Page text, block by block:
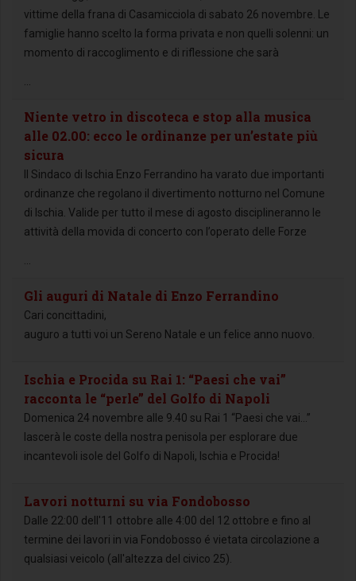
vittime della frana di Casamicciola di sabato 26 novembre. Le
famiglie hanno scelto la forma privata e non quelli solenni: un
momento di raccoglimento e di riflessione che sarà
Niente vetro in discoteca e stop alla musica
alle 02.00: ecco le ordinanze per un’estate più
sicura
Il Sindaco di Ischia Enzo Ferrandino ha varato due importanti
ordinanze che regolano il divertimento notturno nel Comune
di Ischia. Valide per tutto il mese di agosto disciplineranno le
attività della movida di concerto con l’operato delle Forze
Gli auguri di Natale di Enzo Ferrandino
Cari concittadini,
auguro a tutti voi un Sereno Natale e un felice anno nuovo.
Ischia e Procida su Rai 1: “Paesi che vai”
racconta le “perle” del Golfo di Napoli
Domenica 24 novembre alle 9.40 su Rai 1 “Paesi che vai…”
lascerà le coste della nostra penisola per esplorare due
incantevoli isole del Golfo di Napoli, Ischia e Procida!
Lavori notturni su via Fondobosso
Dalle 22:00 dell'11 ottobre alle 4:00 del 12 ottobre e fino al
termine dei lavori in via Fondobosso é vietata circolazione a
qualsiasi veicolo (all'altezza del civico 25).